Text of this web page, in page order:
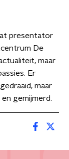
presentator
De
maar
Er
maar
gemijmerd.